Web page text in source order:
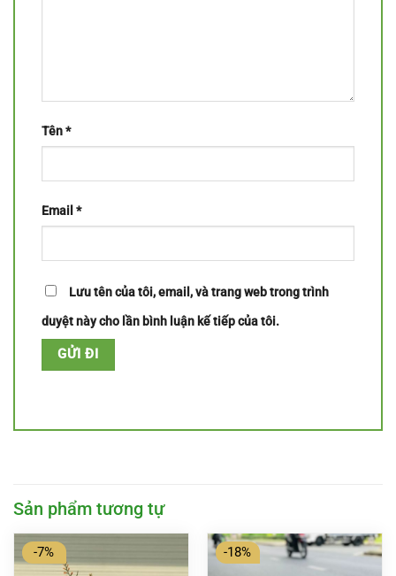
Tên*
Email *
Lưu tên của tôi, email, và trang web trong trình
duyệt này cho lần bình luận kế tiếp của tôi.
Sản phẩm tương tự
-7% -18%